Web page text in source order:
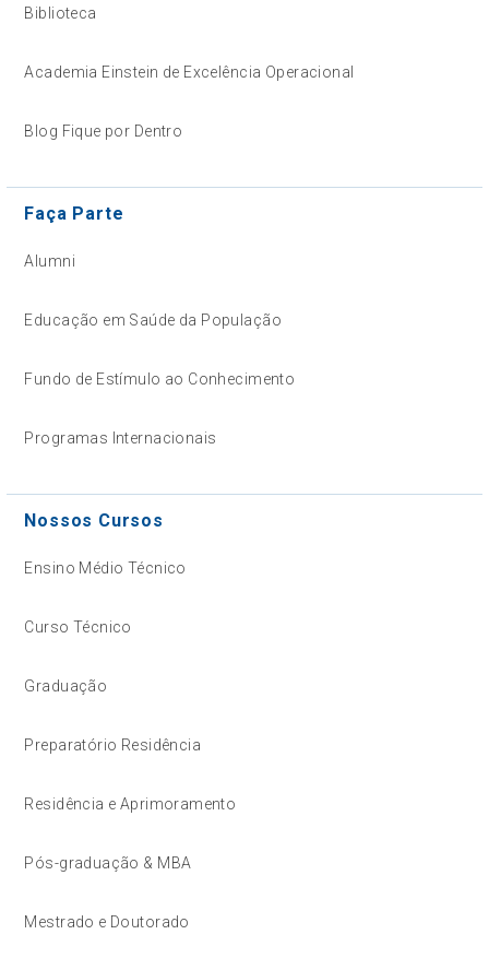
Biblioteca
Academia Einstein de Excelência Operacional
Blog Fique por Dentro
Faça Parte
Alumni
Educação em Saúde da População
Fundo de Estímulo ao Conhecimento
Programas Internacionais
Nossos Cursos
Ensino Médio Técnico
Curso Técnico
Graduação
Preparatório Residência
Residência e Aprimoramento
Pós-graduação & MBA
Mestrado e Doutorado